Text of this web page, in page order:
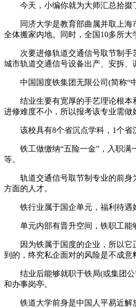
今天，小编你就为大师汇总拾掇了
同济大学是教育部曲属并取上海市
全体搬家内地。同时，全国10多所
次要进修轨道交通信号取节制手艺
城市轨道交通信号设备出产、安拆、
中国国度铁集团无限公司(简称“中
结业生要有宽厚的手艺理论根本和
进修难度不小，所以报考该专业需做
该校具有8个省沉点学科，1个省沉
铁工做缴纳“五险一金”，入职满一
等。
轨道交通信号取节制专业的前身为
方面的人才。
铁行业属于国企单元，福利待遇
单元内部有晋升空间，铁职工能够
因为铁属于国度的企业，所以它正
到的，终究私企面对的风险是不成意
结业后能够就职于铁局(或集团公
和办事岗亭。
铁道大学前身是中国人平易近解放